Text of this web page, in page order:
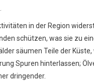
in der Region
schützen, was sie zu
säumen Teile der
Spuren hinterlassen;
dringender.